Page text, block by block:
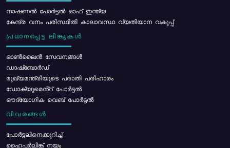
നാഷണൽ പോർട്ടൽ ഓഫ് ഇന്ത്യ
കേന്ദ്ര വനം പരിസ്ഥിതി കാലാവസ്ഥ വ്യതിയാന വകുപ്പ്
പ്രധാനപ്പെട്ട ലിങ്കുകൾ
ഓൺലൈൻ സേവനങ്ങൾ
ഡാഷ്ബോർഡ്
മുഖ്യമന്ത്രിയുടെ പരാതി പരിഹാരം
ഡോക്യുമെൻ്റ് പോർട്ടൽ
ഔദ്യോഗിക വെബ് പോർട്ടൽ
വിവരങ്ങൾ
പോര്‍ട്ടലിനെക്കുറിച്ച്
ഹൈപ്പർലിങ്ക് നയം